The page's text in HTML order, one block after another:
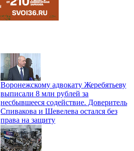
Воронежскому адвокату Жеребятьеву
выписали 8 млн рублей за
несбывшееся содействие. Доверитель
Спивакова и Шевелева остался без
права на защиту